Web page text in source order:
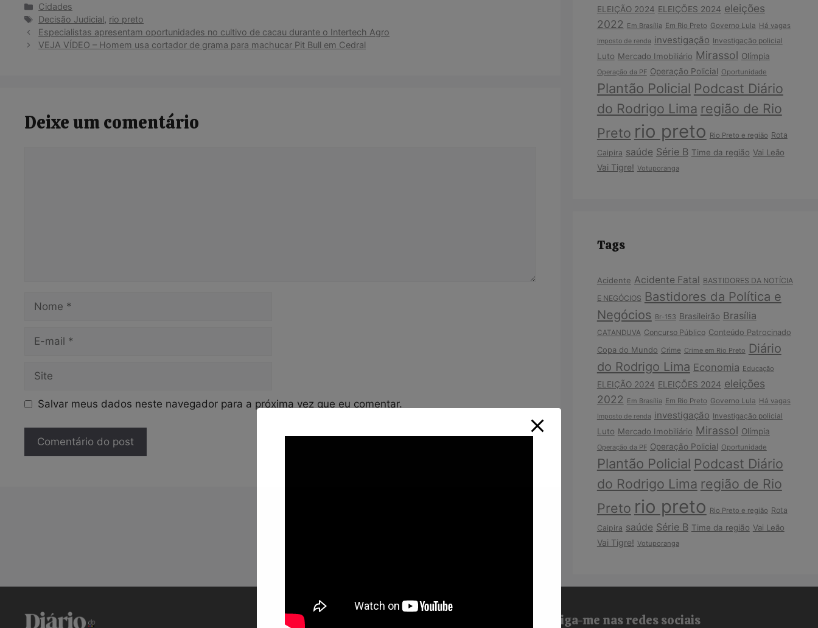
Categorias
Cidades
Tags
Decisão Judicial, rio preto
Especialistas apresentam oportunidades no cultivo de cacau durante o Intertech Agro
VEJA VÍDEO – Homem usa cortador de grama para machucar Pit Bull em Cedral
Deixe um comentário
Nome
Site
Salvar meus dados neste navegador para a próxima vez que eu comentar.
ELEIÇÃO 2024 ELEIÇÕES 2024 eleições
2022 Em Brasília Em Rio Preto Governo Lula Há vagas
Imposto de renda investigação Investigação policial
Luto Mercado Imobiliário Mirassol Olímpia
Operação da PF Operação Policial Oportunidade
Plantão Policial Podcast Diário
do Rodrigo Lima região de Rio
Preto rio preto Rio Preto e região Rota
Caipira saúde Série B Time da região Vai Leão
Vai Tigre! Votuporanga
Tags
Acidente Acidente Fatal BASTIDORES DA NOTÍCIA
E NEGÓCIOS Bastidores da Política e
Negócios Br-153 Brasileirão Brasília
CATANDUVA Concurso Público Conteúdo Patrocinado
Copa do Mundo Crime Crime em Rio Preto Diário
do Rodrigo Lima Economia Educação
ELEIÇÃO 2024 ELEIÇÕES 2024 eleições
2022 Em Brasília Em Rio Preto Governo Lula Há vagas
Imposto de renda investigação Investigação policial
Luto Mercado Imobiliário Mirassol Olímpia
Operação da PF Operação Policial Oportunidade
Plantão Policial Podcast Diário
do Rodrigo Lima região de Rio
Preto rio preto Rio Preto e região Rota
Caipira saúde Série B Time da região Vai Leão
Vai Tigre! Votuporanga
Informações Siga-me nas redes sociais